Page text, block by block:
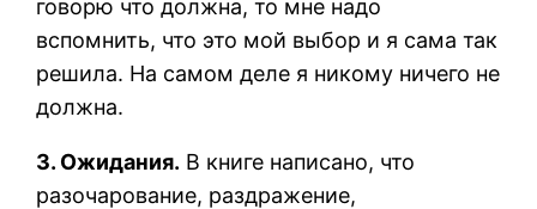
говорю что должна, то мне надо
вспомнить, что это мой выбор и я сама так
решила. На самом деле я никому ничего не
должна.
3. Ожидания. В книге написано, что
разочарование, раздражение,